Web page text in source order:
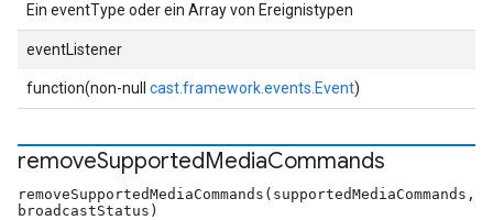
Ein eventType oder ein Array von Ereignistypen
eventListener
function(non-null cast.framework.events.Event)
removeSupportedMediaCommands
removeSupportedMediaCommands(supportedMediaCommands,
broadcastStatus)